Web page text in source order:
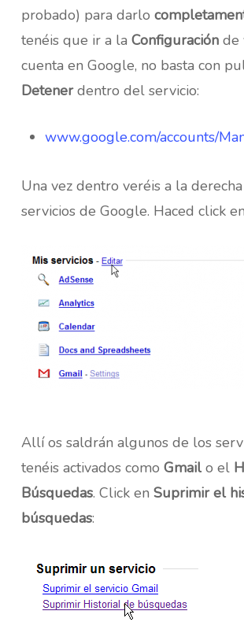
probado) para darlo
tenéis que ir a la Configuraciónde
cuenta en Google, no basta con
Detenerdentro del servicio:
www.google.com/accounts/
Una vez dentro veréis a la
servicios de Google. Haced click en
Allí os saldrán algunos de los
tenéis activados como Gmailo el
Búsquedas. Click en Suprimir el
búsquedas: